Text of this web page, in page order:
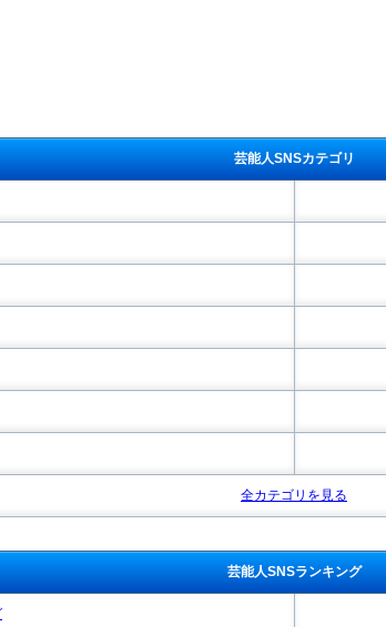
芸能人SNSカテゴリ
全カテゴリを見る
芸能人SNSランキング